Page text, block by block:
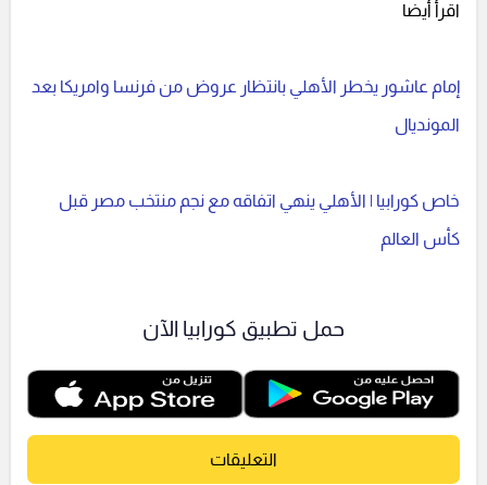
اقرأ أيضا
إمام عاشور يخطر الأهلي بانتظار عروض من فرنسا وامريكا بعد
المونديال
خاص كورابيا | الأهلي ينهي اتفاقه مع نجم منتخب مصر قبل
كأس العالم
حمل تطبيق كورابيا الآن
التعليقات